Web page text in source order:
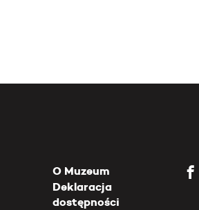
O Muzeum
Deklaracja
dostępności